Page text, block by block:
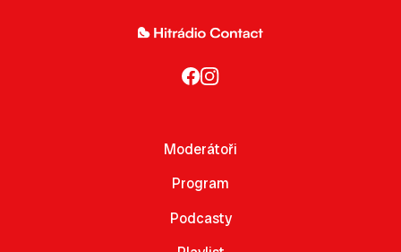
Moderátoři
Program
Podcasty